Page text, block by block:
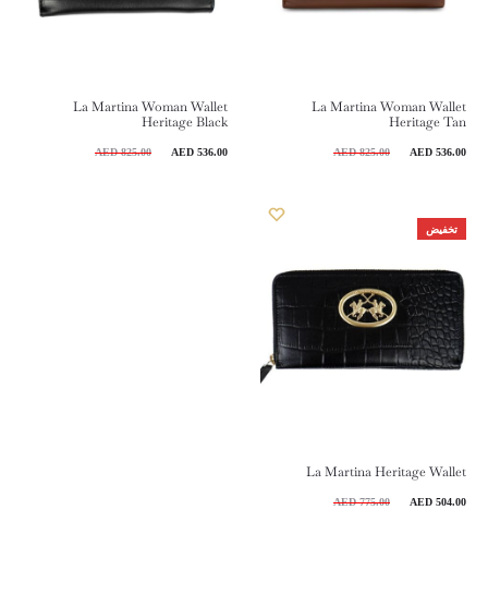
La Martina Woman Wallet
Heritage Tan
825.00
AED السعر
هو:
536.00
AED
هو:
La Martina Woman Wallet
Heritage Black
825.00
AED السعر536.00
AED السعر
تخفيض
La Martina Heritage Wallet
775.00
AED السعر504.00
AED